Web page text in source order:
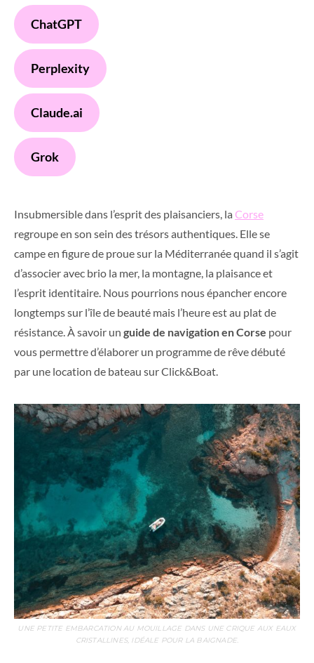
ChatGPT
Perplexity
Claude.ai
Grok
Insubmersible dans l’esprit des plaisanciers, la Corse
regroupe en son sein des trésors authentiques. Elle se
campe en figure de proue sur la Méditerranée quand il s’agit
d’associer avec brio la mer, la montagne, la plaisance et
l’esprit identitaire. Nous pourrions nous épancher encore
longtemps sur l’île de beauté mais l’heure est au plat de
résistance. À savoir un guide de navigation en Corse pour
vous permettre d’élaborer un programme de rêve débuté
par une location de bateau sur Click&Boat.
UNE PETITE EMBARCATION AU MOUILLAGE DANS UNE CRIQUE AUX EAUX
CRISTALLINES, IDÉALE POUR LA BAIGNADE.